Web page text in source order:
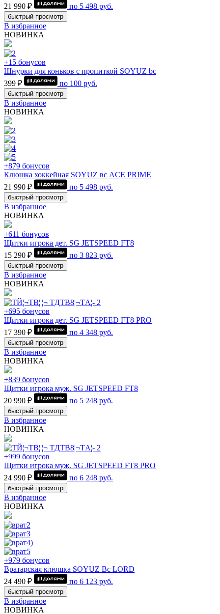
21 990 ₽ по 5 498 руб.
быстрый просмотр
В избранное
НОВИНКА
+15 бонусов
Шнурки для коньков с пропиткой SOYUZ bc
399 ₽
по 100 руб.
быстрый просмотр
В избранное
НОВИНКА
+879 бонусов
Клюшка хоккейная SOYUZ вс ACE PRIME
21 990 ₽
по 5 498 руб.
быстрый просмотр
В избранное
НОВИНКА
+611 бонусов
Щитки игрока дет. SG JETSPEED FT8
15 290 ₽
по 3 823 руб.
быстрый просмотр
В избранное
НОВИНКА
+695 бонусов
Щитки игрока дет. SG JETSPEED FT8 PRO
17 390 ₽
по 4 348 руб.
быстрый просмотр
В избранное
НОВИНКА
+839 бонусов
Щитки игрока муж. SG JETSPEED FT8
20 990 ₽
по 5 248 руб.
быстрый просмотр
В избранное
НОВИНКА
+999 бонусов
Щитки игрока муж. SG JETSPEED FT8 PRO
24 990 ₽
по 6 248 руб.
быстрый просмотр
В избранное
НОВИНКА
+979 бонусов
Вратарская клюшка SOYUZ Bc LORD
24 490 ₽
по 6 123 руб.
быстрый просмотр
В избранное
НОВИНКА